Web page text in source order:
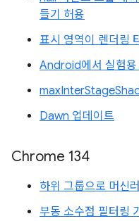
들기 허용
표시 영역이 렌더링
Android에서 실험용
Dawn 업데이트
Chrome 134
하위 그룹으로 머신
부동 소수점 필터링